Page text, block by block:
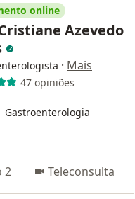
online
Azevedo
· Mais
47 opiniões
Gastroenterologia
2 Teleconsulta